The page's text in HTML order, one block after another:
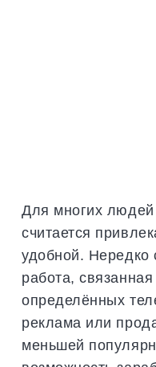
Для многих
считается
удобной. Нередко
работа,
определённых
реклама или
меньшей